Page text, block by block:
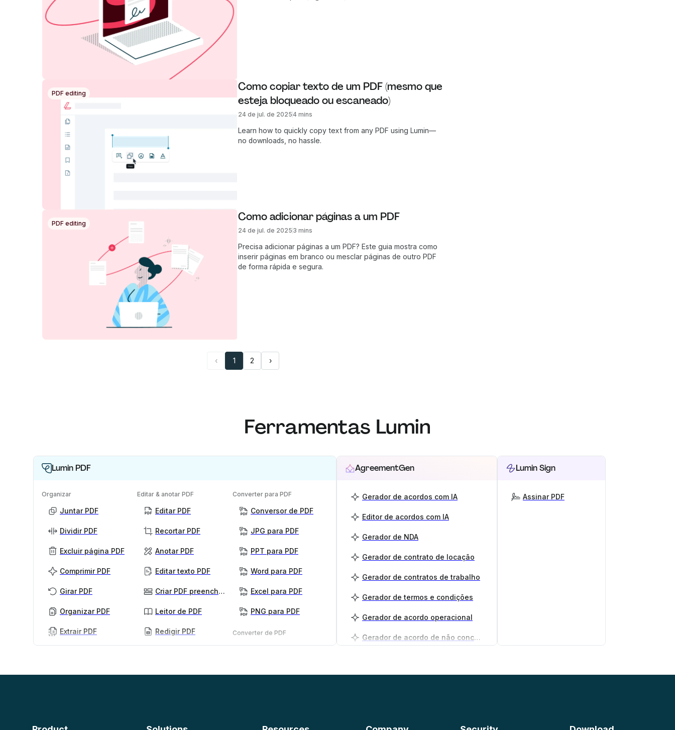
PDF editing
Como copiar texto de um PDF (mesmo que
esteja bloqueado ou escaneado)
24 de jul. de 20254 mins
Learn how to quickly copy text from any PDF using Lumin—
no downloads, no hassle.
PDF editing
Como adicionar páginas a um PDF
24 de jul. de 2025 3 mins
Precisa adicionar páginas a um PDF? Este guia mostra como
inserir páginas em branco ou mesclar páginas de outro PDF
de forma rápida e segura.
‹ 1 2 ›
Ferramentas Lumin
Lumin PDF
Organizar
Juntar PDF
Dividir PDF
Excluir página PDF
Comprimir PDF
Girar PDF
Organizar PDF
Extrair PDF
OCR de PDF
Editar & anotar PDF
Editar PDF
Recortar PDF
Anotar PDF
Editar texto PDF
Criar PDF preenchível
Leitor de PDF
Redigir PDF
Converter para PDF
Conversor de PDF
JPG para PDF
PPT para PDF
Word para PDF
Excel para PDF
PNG para PDF
Converter de PDF
AgreementGen
Gerador de acordos com IA
Editor de acordos com IA
Gerador de NDA
Gerador de contrato de locação
Gerador de contratos de trabalho
Gerador de termos e condições
Gerador de acordo operacional
Gerador de acordo de não concorrência
Lumin Sign
Assinar PDF